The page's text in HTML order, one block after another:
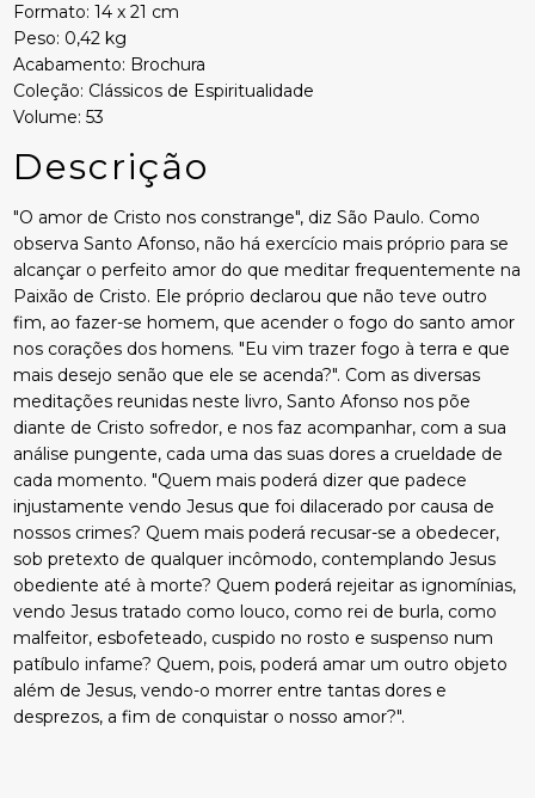
Formato: 14 x 21 cm
Peso: 0,42 kg
Acabamento: Brochura
Coleção: Clássicos de Espiritualidade
Volume: 53
Descrição
"O amor de Cristo nos constrange", diz São Paulo. Como
observa Santo Afonso, não há exercício mais próprio para se
alcançar o perfeito amor do que meditar frequentemente na
Paixão de Cristo. Ele próprio declarou que não teve outro
fim, ao fazer-se homem, que acender o fogo do santo amor
nos corações dos homens. "Eu vim trazer fogo à terra e que
mais desejo senão que ele se acenda?". Com as diversas
meditações reunidas neste livro, Santo Afonso nos põe
diante de Cristo sofredor, e nos faz acompanhar, com a sua
análise pungente, cada uma das suas dores a crueldade de
cada momento. "Quem mais poderá dizer que padece
injustamente vendo Jesus que foi dilacerado por causa de
nossos crimes? Quem mais poderá recusar-se a obedecer,
sob pretexto de qualquer incômodo, contemplando Jesus
obediente até à morte? Quem poderá rejeitar as ignomínias,
vendo Jesus tratado como louco, como rei de burla, como
malfeitor, esbofeteado, cuspido no rosto e suspenso num
patíbulo infame? Quem, pois, poderá amar um outro objeto
além de Jesus, vendo-o morrer entre tantas dores e
desprezos, a fim de conquistar o nosso amor?".